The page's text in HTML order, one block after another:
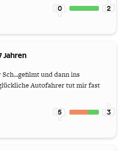
0 2
Jahren
und dann ins
Autofahrer tut mir fast
5 3